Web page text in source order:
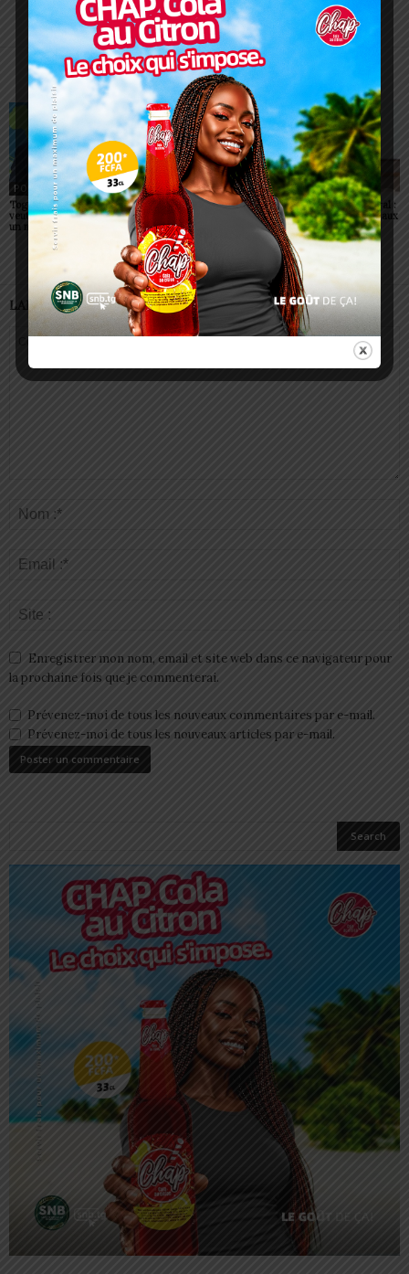
Charbel SOSSOUVI
ARTICLES CONNEXES PLUS DE L'AUTEUR
POLITIQUE
Togo: Faure Gnassingbé
veut faire du ciel africain
un moteur de prospérité
POLITIQUE
Togo : visa supprimé pour
tous les Africains
POLITIQUE
Togo/ Corps préfectoral :
neuf nouvelles figures aux
commandes
LAISSER UN COMMENTAIRE
Enregistrer mon nom, email et site web dans ce navigateur pour
la prochaine fois que je commenterai.
Prévenez-moi de tous les nouveaux commentaires par e-mail.
Prévenez-moi de tous les nouveaux articles par e-mail.